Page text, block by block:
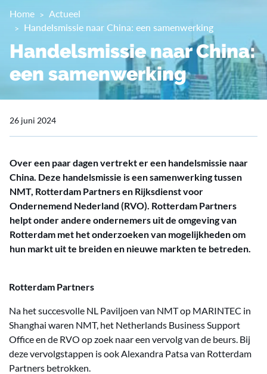
Home
Actueel
Handelsmissie naar China: een samenwerking
Handelsmissie naar China:
een samenwerking
26 juni 2024
Over een paar dagen vertrekt er een handelsmissie naar
China. Deze handelsmissie is een samenwerking tussen
NMT, Rotterdam Partners en Rijksdienst voor
Ondernemend Nederland (RVO). Rotterdam Partners
helpt onder andere ondernemers uit de omgeving van
Rotterdam met het onderzoeken van mogelijkheden om
hun markt uit te breiden en nieuwe markten te betreden.
Rotterdam Partners
Na het succesvolle NL Paviljoen van NMT op MARINTEC in
Shanghai waren NMT, het Netherlands Business Support
Office en de RVO op zoek naar een vervolg van de beurs. Bij
deze vervolgstappen is ook Alexandra Patsa van Rotterdam
Partners betrokken.